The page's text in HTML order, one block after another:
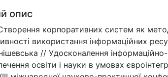
опис
корпоративних систем як
використання інформаційних
// Удосконалення інформаційно-
освіти і науки в умовах